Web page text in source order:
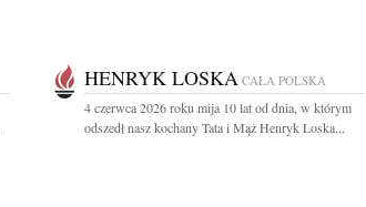
HENRYK LOSKA CAŁA POLSKA
4 czerwca 2026 roku mija 10 lat od dnia, w którym
odszedł nasz kochany Tata i Mąż Henryk Loska...